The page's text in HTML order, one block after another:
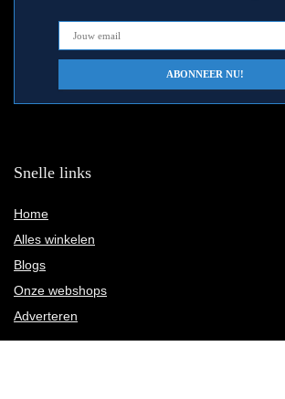
Snelle links
Home
Alles winkelen
Blogs
Onze webshops
Adverteren